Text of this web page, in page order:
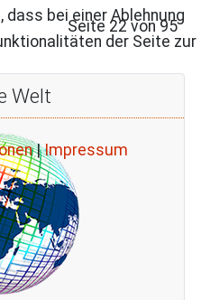
Seite 22 von 95
Welt
bei einer Ablehnung
der Seite zur
|Impressum